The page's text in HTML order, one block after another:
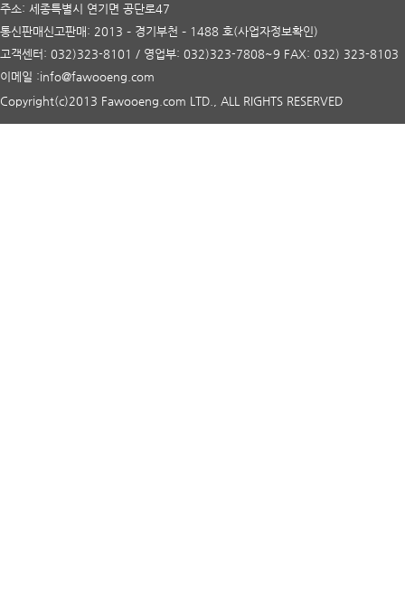
주소: 세종특별시 연기면 공단로47
통신판매신고판매: 2013 – 경기부천 – 1488 호(사업자정보확인)
고객센터: 032)323-8101 / 영업부: 032)323-7808~9 FAX: 032) 323-8103
이메일 :info@fawooeng.com
Copyright(c)2013 Fawooeng.com LTD., ALL RIGHTS RESERVED